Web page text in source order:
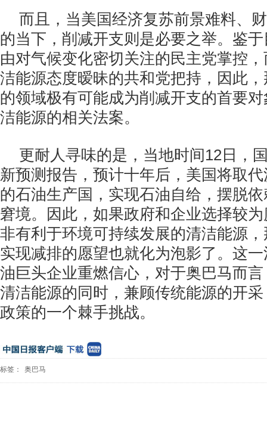
而且，当美国经济复苏前景难料、
的当下，削减开支则是必要之举。鉴
由对气候变化密切关注的民主党掌控
洁能源态度暧昧的共和党把持，因此
的领域极有可能成为削减开支的首要
洁能源的相关法案。
更耐人寻味的是，当地时间12日，
新预测报告，预计十年后，美国将取
的石油生产国，实现石油自给，摆脱
窘境。因此，如果政府和企业选择较
非有利于环境可持续发展的清洁能源
实现减排的愿望也就化为泡影了。这
油巨头企业重燃信心，对于奥巴马而
清洁能源的同时，兼顾传统能源的开
政策的一个棘手挑战。
标签： 奥巴马